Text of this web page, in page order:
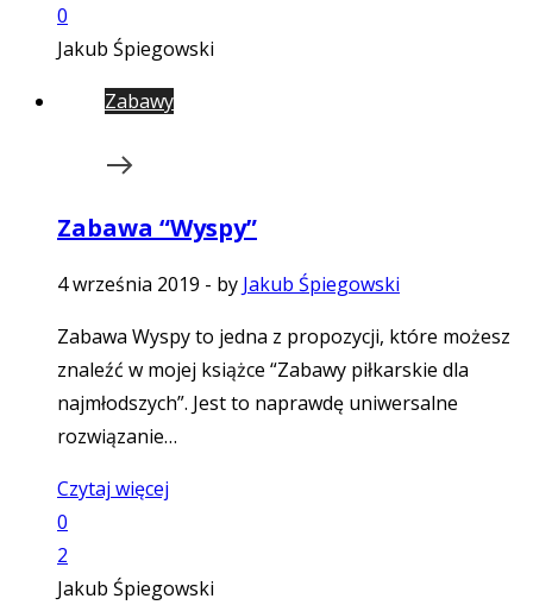
0
Jakub Śpiegowski
Zabawy
Zabawa “Wyspy”
4 września 2019 - by Jakub Śpiegowski
Zabawa Wyspy to jedna z propozycji, które możesz
znaleźć w mojej książce “Zabawy piłkarskie dla
najmłodszych”. Jest to naprawdę uniwersalne
rozwiązanie…
Czytaj więcej
0
2
Jakub Śpiegowski